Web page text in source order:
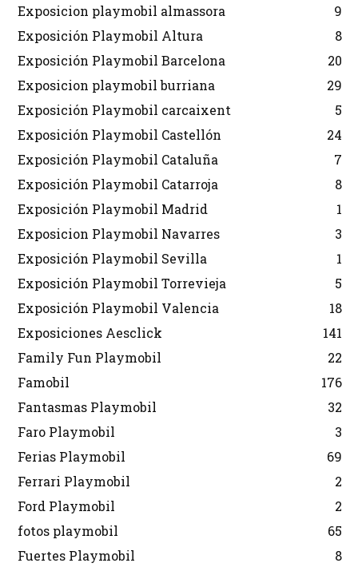
Exposicion playmobil almassora
9
Exposición Playmobil Altura
8
Exposición Playmobil Barcelona
20
Exposicion playmobil burriana
29
Exposición Playmobil carcaixent
5
Exposición Playmobil Castellón
24
Exposición Playmobil Cataluña
7
Exposición Playmobil Catarroja
8
Exposición Playmobil Madrid
1
Exposicion Playmobil Navarres
3
Exposición Playmobil Sevilla
1
Exposición Playmobil Torrevieja
5
Exposición Playmobil Valencia
18
Exposiciones Aesclick
141
Family Fun Playmobil
22
Famobil
176
Fantasmas Playmobil
32
Faro Playmobil
3
Ferias Playmobil
69
Ferrari Playmobil
2
Ford Playmobil
2
fotos playmobil
65
Fuertes Playmobil
8